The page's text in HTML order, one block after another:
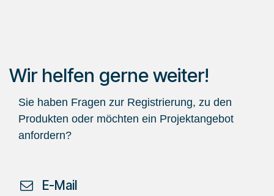
Wir helfen gerne weiter!
Sie haben Fragen zur Registrierung, zu den
Produkten oder möchten ein Projektangebot
anfordern?
​ E-Mail